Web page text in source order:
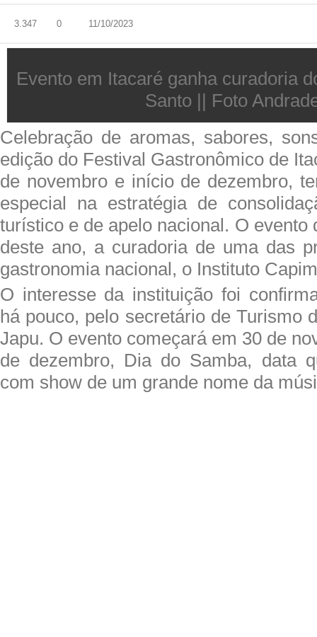
3.347 0 11/10/2023
Evento em Itacaré ganha curadoria
Santo || Foto
Celebração de aromas, sabores,
edição do Festival Gastronômico de
de novembro e início de dezembro,
especial na estratégia de
turístico e de apelo nacional. O evento
deste ano, a curadoria de uma das
gastronomia nacional, o Instituto
O interesse da instituição foi
há pouco, pelo secretário de Turismo
Japu. O evento começará em 30 de
de dezembro, Dia do Samba, data
com show de um grande nome da